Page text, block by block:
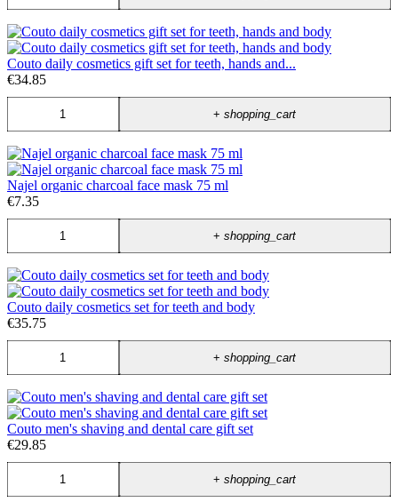
Couto daily cosmetics gift set for teeth, hands and...
€34.85
+shopping_cart
Najel organic charcoal face mask 75 ml
€7.35
+shopping_cart
Couto daily cosmetics set for teeth and body
€35.75
+shopping_cart
Couto men's shaving and dental care gift set
€29.85
+shopping_cart